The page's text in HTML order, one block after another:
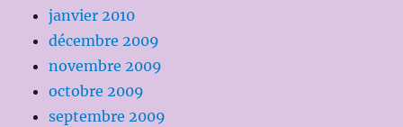
janvier 2010
décembre 2009
novembre 2009
octobre 2009
septembre 2009